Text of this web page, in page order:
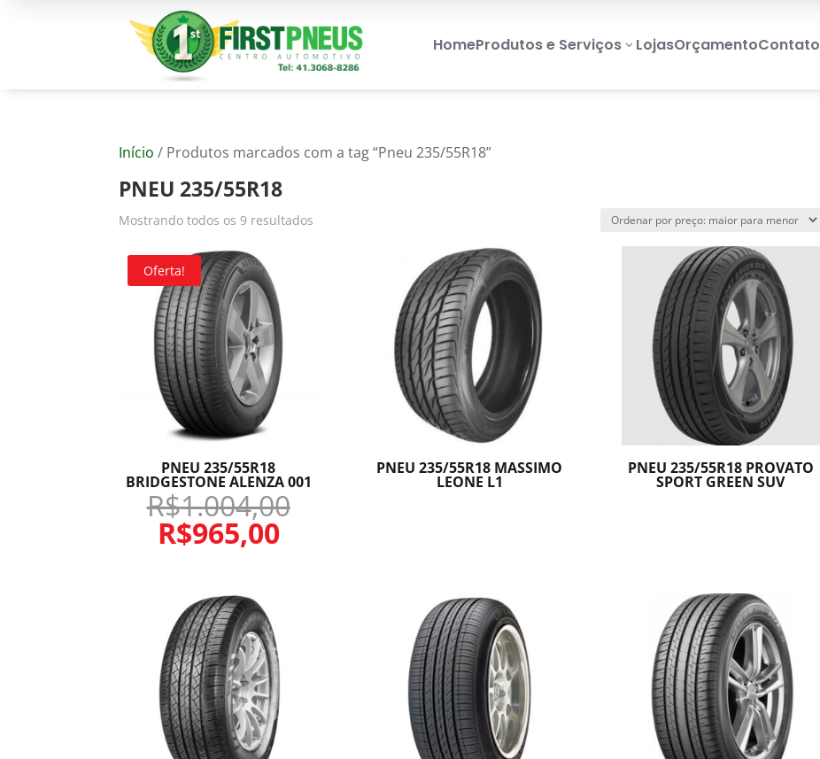
HomeProdutos e Serviços3 LojasOrçamentoContato
Início / Produtos marcados com a tag “Pneu 235/55R18”
PNEU 235/55R18
Mostrando todos os 9 resultados
Oferta!
PNEU 235/55R18
BRIDGESTONE ALENZA 001
R$1.004,00
R$965,00
PNEU 235/55R18 MASSIMO
LEONE L1
PNEU 235/55R18 PROVATO
SPORT GREEN SUV